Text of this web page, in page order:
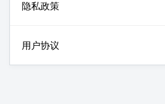
隐私政策
用户协议